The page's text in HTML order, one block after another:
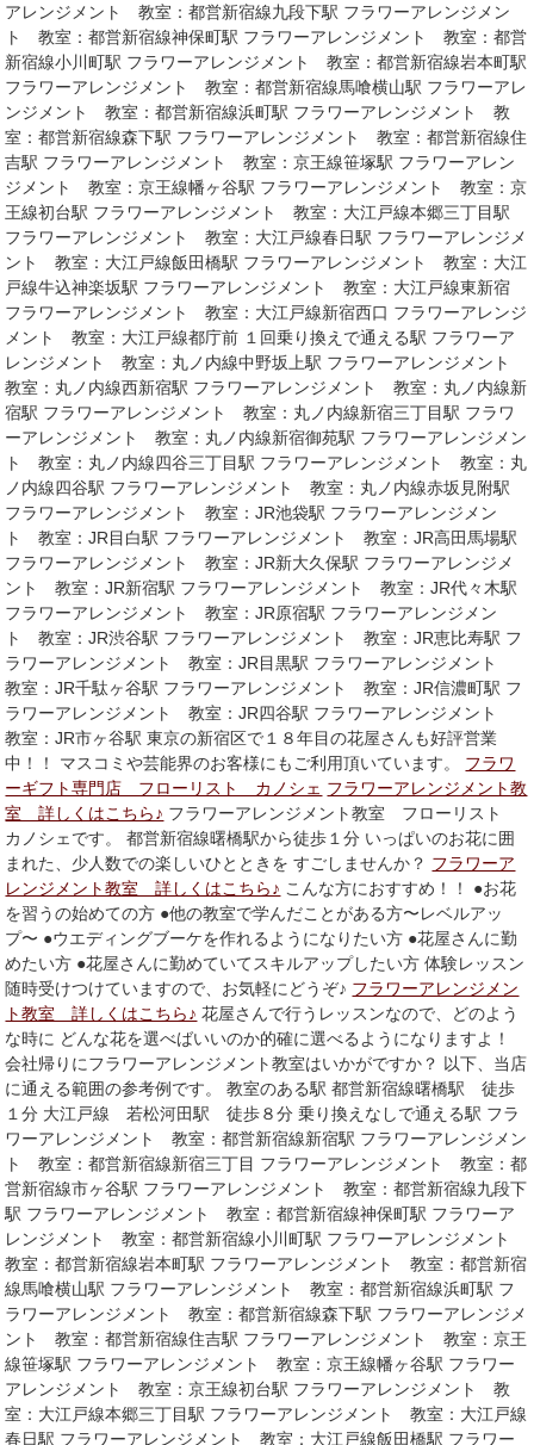
アレンジメント 教室：都営新宿線九段下駅 フラワーアレンジメン
ト 教室：都営新宿線神保町駅 フラワーアレンジメント 教室：都営
新宿線小川町駅 フラワーアレンジメント 教室：都営新宿線岩本町駅
フラワーアレンジメント 教室：都営新宿線馬喰横山駅 フラワーアレ
ンジメント 教室：都営新宿線浜町駅 フラワーアレンジメント 教
室：都営新宿線森下駅 フラワーアレンジメント 教室：都営新宿線住
吉駅 フラワーアレンジメント 教室：京王線笹塚駅 フラワーアレン
ジメント 教室：京王線幡ヶ谷駅 フラワーアレンジメント 教室：京
王線初台駅 フラワーアレンジメント 教室：大江戸線本郷三丁目駅
フラワーアレンジメント 教室：大江戸線春日駅 フラワーアレンジメ
ント 教室：大江戸線飯田橋駅 フラワーアレンジメント 教室：大江
戸線牛込神楽坂駅 フラワーアレンジメント 教室：大江戸線東新宿
フラワーアレンジメント 教室：大江戸線新宿西口 フラワーアレンジ
メント 教室：大江戸線都庁前 １回乗り換えで通える駅 フラワーア
レンジメント 教室：丸ノ内線中野坂上駅 フラワーアレンジメント
教室：丸ノ内線西新宿駅 フラワーアレンジメント 教室：丸ノ内線新
宿駅 フラワーアレンジメント 教室：丸ノ内線新宿三丁目駅 フラワ
ーアレンジメント 教室：丸ノ内線新宿御苑駅 フラワーアレンジメン
ト 教室：丸ノ内線四谷三丁目駅 フラワーアレンジメント 教室：丸
ノ内線四谷駅 フラワーアレンジメント 教室：丸ノ内線赤坂見附駅
フラワーアレンジメント 教室：JR池袋駅 フラワーアレンジメン
ト 教室：JR目白駅 フラワーアレンジメント 教室：JR高田馬場駅
フラワーアレンジメント 教室：JR新大久保駅 フラワーアレンジメ
ント 教室：JR新宿駅 フラワーアレンジメント 教室：JR代々木駅
フラワーアレンジメント 教室：JR原宿駅 フラワーアレンジメン
ト 教室：JR渋谷駅 フラワーアレンジメント 教室：JR恵比寿駅 フ
ラワーアレンジメント 教室：JR目黒駅 フラワーアレンジメント
教室：JR千駄ヶ谷駅 フラワーアレンジメント 教室：JR信濃町駅 フ
ラワーアレンジメント 教室：JR四谷駅 フラワーアレンジメント
教室：JR市ヶ谷駅 東京の新宿区で１８年目の花屋さんも好評営業
中！！ マスコミや芸能界のお客様にもご利用頂いています。 フラワ
ーギフト専門店 フローリスト カノシェ フラワーアレンジメント教
室 詳しくはこちら♪ フラワーアレンジメント教室 フローリスト
カノシェです。 都営新宿線曙橋駅から徒歩１分 いっぱいのお花に囲
まれた、少人数での楽しいひとときを すごしませんか？ フラワーア
レンジメント教室 詳しくはこちら♪ こんな方におすすめ！！ ●お花
を習うの始めての方 ●他の教室で学んだことがある方〜レベルアッ
プ〜 ●ウエディングブーケを作れるようになりたい方 ●花屋さんに勤
めたい方 ●花屋さんに勤めていてスキルアップしたい方 体験レッスン
随時受けつけていますので、お気軽にどうぞ♪ フラワーアレンジメン
ト教室 詳しくはこちら♪ 花屋さんで行うレッスンなので、どのよう
な時に どんな花を選べばいいのか的確に選べるようになりますよ！
会社帰りにフラワーアレンジメント教室はいかがですか？ 以下、当店
に通える範囲の参考例です。 教室のある駅 都営新宿線曙橋駅 徒歩
１分 大江戸線 若松河田駅 徒歩８分 乗り換えなしで通える駅 フラ
ワーアレンジメント 教室：都営新宿線新宿駅 フラワーアレンジメン
ト 教室：都営新宿線新宿三丁目 フラワーアレンジメント 教室：都
営新宿線市ヶ谷駅 フラワーアレンジメント 教室：都営新宿線九段下
駅 フラワーアレンジメント 教室：都営新宿線神保町駅 フラワーア
レンジメント 教室：都営新宿線小川町駅 フラワーアレンジメント
教室：都営新宿線岩本町駅 フラワーアレンジメント 教室：都営新宿
線馬喰横山駅 フラワーアレンジメント 教室：都営新宿線浜町駅 フ
ラワーアレンジメント 教室：都営新宿線森下駅 フラワーアレンジメ
ント 教室：都営新宿線住吉駅 フラワーアレンジメント 教室：京王
線笹塚駅 フラワーアレンジメント 教室：京王線幡ヶ谷駅 フラワー
アレンジメント 教室：京王線初台駅 フラワーアレンジメント 教
室：大江戸線本郷三丁目駅 フラワーアレンジメント 教室：大江戸線
春日駅 フラワーアレンジメント 教室：大江戸線飯田橋駅 フラワー